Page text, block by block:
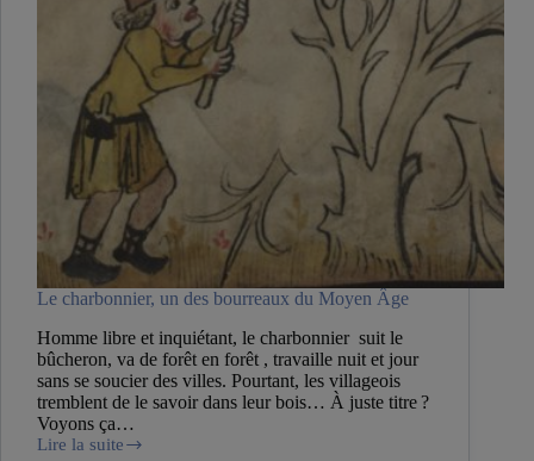
Le charbonnier, un des bourreaux du Moyen Âge
Homme libre et inquiétant, le charbonnier suit le
bûcheron, va de forêt en forêt , travaille nuit et jour
sans se soucier des villes. Pourtant, les villageois
tremblent de le savoir dans leur bois… À juste titre ?
Voyons ça…
Lire la suite
Le